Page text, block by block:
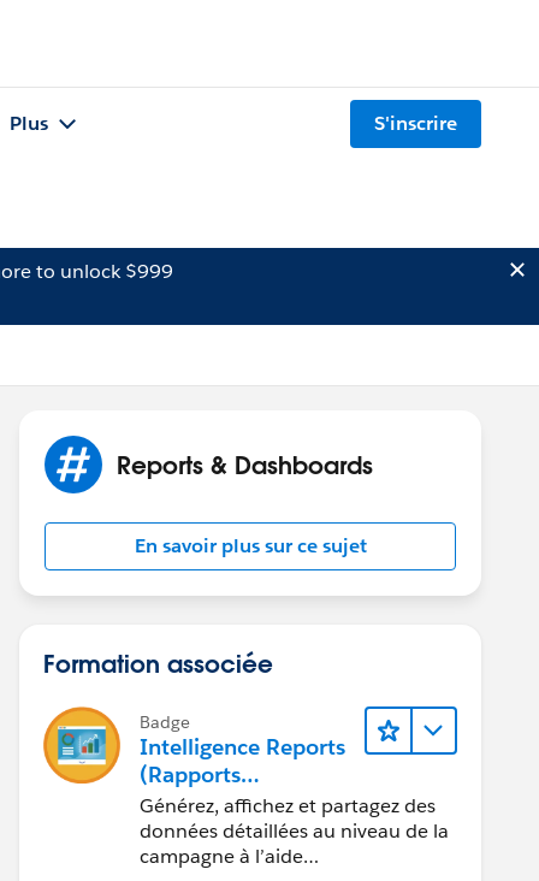
Plus S'inscrire
to unlock $999
Reports & Dashboards
En savoir plus sur ce sujet
Formation associée
Badge
Intelligence Reports
(Rapports
Intelligence) pour
Engagement
Générez, affichez et partagez des
données détaillées au niveau de la
campagne à l’aide